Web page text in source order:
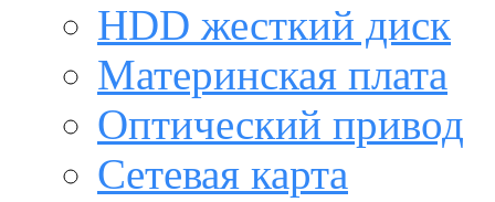
HDD жесткий диск
Материнская плата
Оптический привод
Сетевая карта